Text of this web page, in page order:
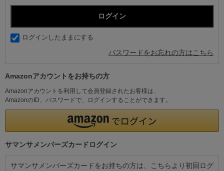
ログインしたままにする
パスワードをお忘れの方はこちら
Amazonアカウントをお持ちの方
Amazonアカウントを利用して会員登録されたお客様は、
AmazonのID、パスワードで、ログインすることができます。
サマンサメンバーズカードログイン
サマンサメンバーズカードをお持ちの方は、こちらより初回ログ